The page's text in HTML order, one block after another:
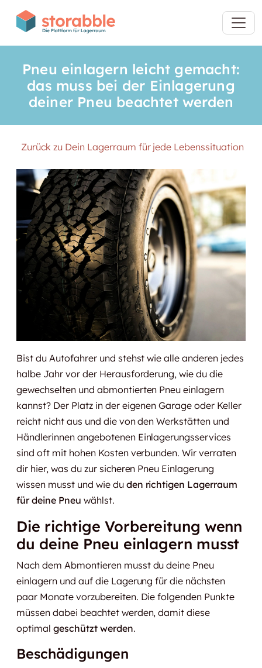
Pneu einlagern leicht gemacht:
das muss bei der Einlagerung
deiner Pneu beachtet werden
Zurück zu Dein Lagerraum für jede Lebenssituation
Bist du Autofahrer und stehst wie alle anderen jedes
halbe Jahr vor der Herausforderung, wie du die
gewechselten und abmontierten Pneu einlagern
kannst? Der Platz in der eigenen Garage oder Keller
reicht nicht aus und die von den Werkstätten und
Händlerinnen angebotenen Einlagerungsservices
sind oft mit hohen Kosten verbunden. Wir verraten
dir hier, was du zur sicheren Pneu Einlagerung
wissen musst und wie du den richtigen Lagerraum
für deine Pneu wählst.
Die richtige Vorbereitung wenn
du deine Pneu einlagern musst
Nach dem Abmontieren musst du deine Pneu
einlagern und auf die Lagerung für die nächsten
paar Monate vorzubereiten. Die folgenden Punkte
müssen dabei beachtet werden, damit diese
optimal geschützt werden.
Beschädigungen